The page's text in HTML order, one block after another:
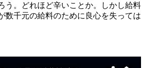
う。どれほど辛いことか。しかし給料
数千元の給料のために良心を失っては